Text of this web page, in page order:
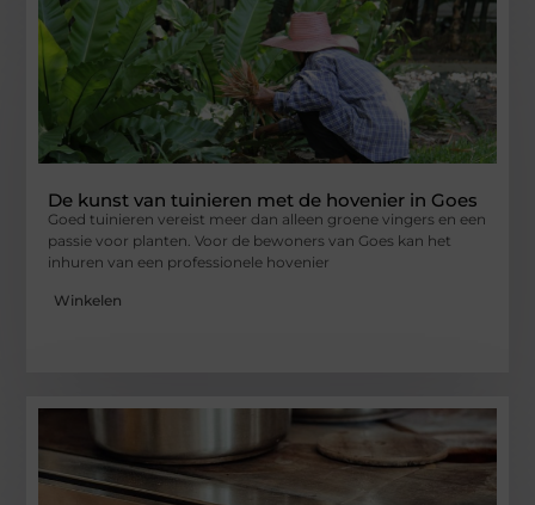
De kunst van tuinieren met de hovenier in Goes
Goed tuinieren vereist meer dan alleen groene vingers en een
passie voor planten. Voor de bewoners van Goes kan het
inhuren van een professionele hovenier
Winkelen